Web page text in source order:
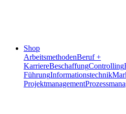
Shop
ArbeitsmethodenBeruf +
KarriereBeschaffungControlling
FührungInformationstechnik
Projektmanagement